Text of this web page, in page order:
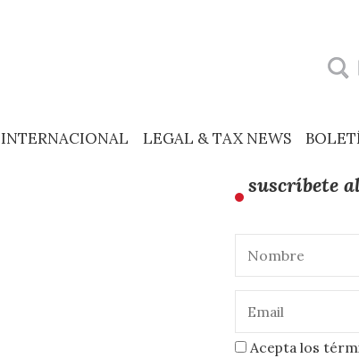
INTERNACIONAL LEGAL & TAX NEWS
suscríbete
Acepta los